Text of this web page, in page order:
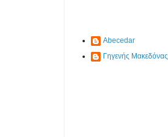
Abecedar
Γηγενής Μακεδόνας